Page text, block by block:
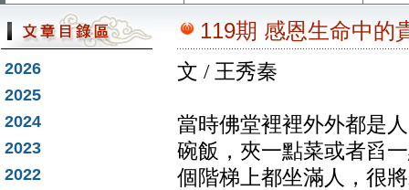
2026
2025
2024
2023
2022
119期 感恩生命中的
文 / 王秀秦
當時佛堂裡裡外外都是
碗飯，夾一點菜或者舀
個階梯上都坐滿人，很